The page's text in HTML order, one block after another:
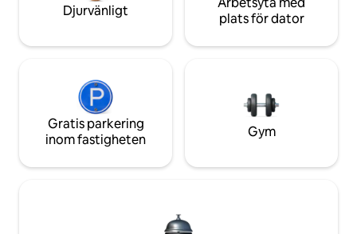
Djurvänligt
plats för dator
Gratis parkering
inom fastigheten
Gym